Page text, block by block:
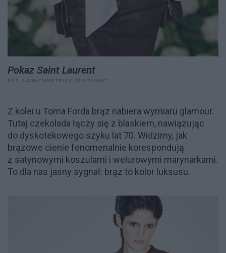
Pokaz Saint Laurent
Z kolei u Toma Forda brąz nabiera wymiaru glamour.
Tutaj czekolada łączy się z blaskiem, nawiązując
do dyskotekowego szyku lat 70. Widzimy, jak
brązowe cienie fenomenalnie korespondują
z satynowymi koszulami i welurowymi marynarkami.
To dla nas jasny sygnał: brąz to kolor luksusu.